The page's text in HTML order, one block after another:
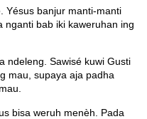
Yésus banjur manti-manti
nganti bab iki kaweruhan ing
ndeleng. Sawisé kuwi Gusti
mau, supaya aja padha
bisa weruh menèh. Pada